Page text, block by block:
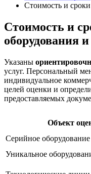
Стоимость и
Стоимость и
оборудования
Указаны
услуг. Персональный
индивидуальное
целей оценки и
предоставляемых
Объект
Серийное оборудование
Уникальное